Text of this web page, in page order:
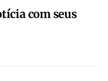
com seus